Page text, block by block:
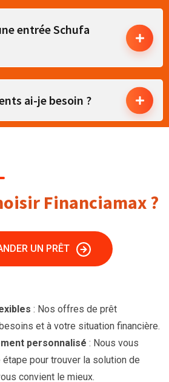
entrée Schufa
ai-je besoin ?
Financiamax ?
UN PRÊT
: Nos offres de prêt
et à votre situation financière.
personnalisé : Nous vous
étape pour trouver la solution de
convient le mieux.